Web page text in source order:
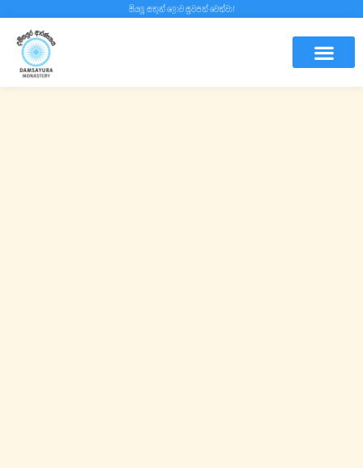
සියලු සතුන් ලොව සුවපත් වෙත්වා!